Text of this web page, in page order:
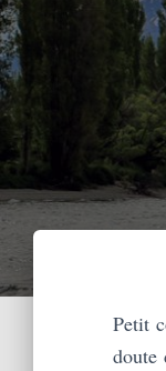
Petit
doute